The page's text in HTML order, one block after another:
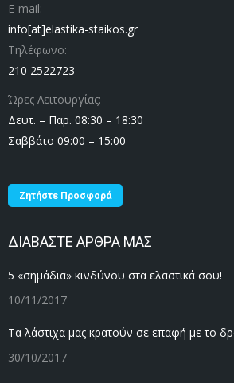
E-mail:
info[at]elastika-staikos.gr
Τηλέφωνο:
210 2522723
Ώρες Λειτουργίας:
Δευτ. – Παρ. 08:30 – 18:30
Σαββάτο 09:00 – 15:00
Ζητήστε Προσφορά
ΔΙΑΒΑΣΤΕ ΑΡΘΡΑ ΜΑΣ
5 «σημάδια» κινδύνου στα ελαστικά σου!
10/11/2017
Τα λάστιχα μας κρατούν σε επαφή με το
30/10/2017